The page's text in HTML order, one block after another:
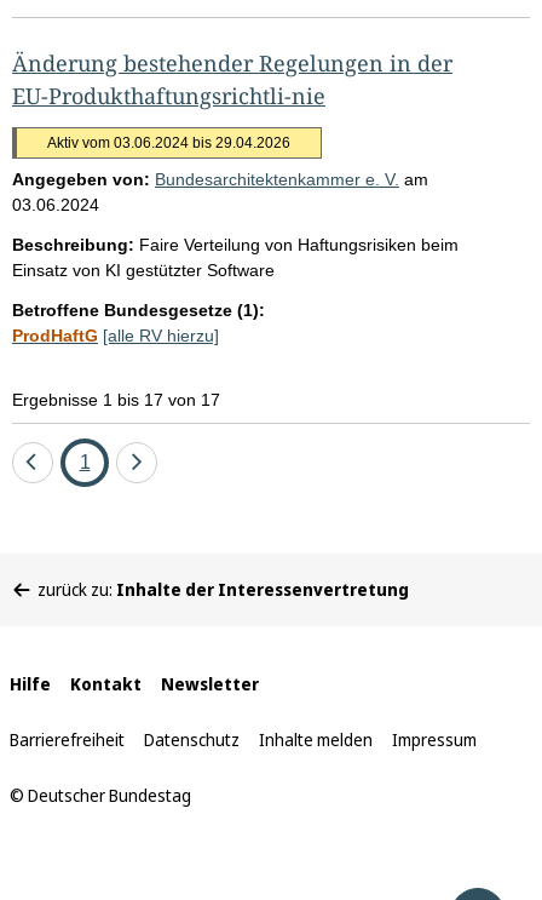
Änderung bestehender Regelungen in der
EU-Produkthaftungsrichtli-nie
Aktiv vom 03.06.2024 bis 29.04.2026
Angegeben von: Bundesarchitektenkammer e. V. am
03.06.2024
Beschreibung: Faire Verteilung von Haftungsrisiken beim
Einsatz von KI gestützter Software
Betroffene Bundesgesetze (1):
ProdHaftG [alle RV hierzu]
Ergebnisse 1 bis 17 von 17
EineSeite
1
Eine
befinden
zurück zu: Inhalte der Interessenvertretung
Interne
Links
Hilfe Kontakt Newsletter
Barrierefreiheit Datenschutz Inhalte melden Impressum
© Deutscher Bundestag